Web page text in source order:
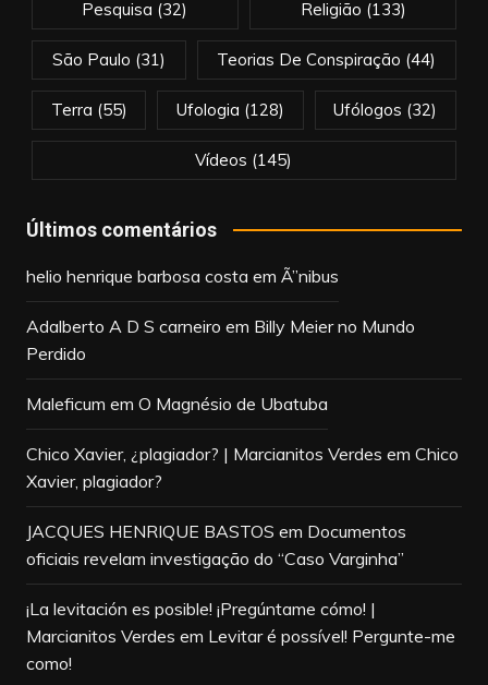
Pesquisa (32) Religião (133)
São Paulo (31) Teorias De Conspiração (44)
Terra (55) Ufologia (128) Ufólogos (32)
Vídeos (145)
Últimos comentários
helio henrique barbosa costa em Ã”nibus
Adalberto A D S carneiro em Billy Meier no Mundo
Perdido
Maleficum em O Magnésio de Ubatuba
Chico Xavier, ¿plagiador? | Marcianitos Verdes em Chico
Xavier, plagiador?
JACQUES HENRIQUE BASTOS em Documentos
oficiais revelam investigação do “Caso Varginha”
¡La levitación es posible! ¡Pregúntame cómo! |
Marcianitos Verdes em Levitar é possível! Pergunte-me
como!